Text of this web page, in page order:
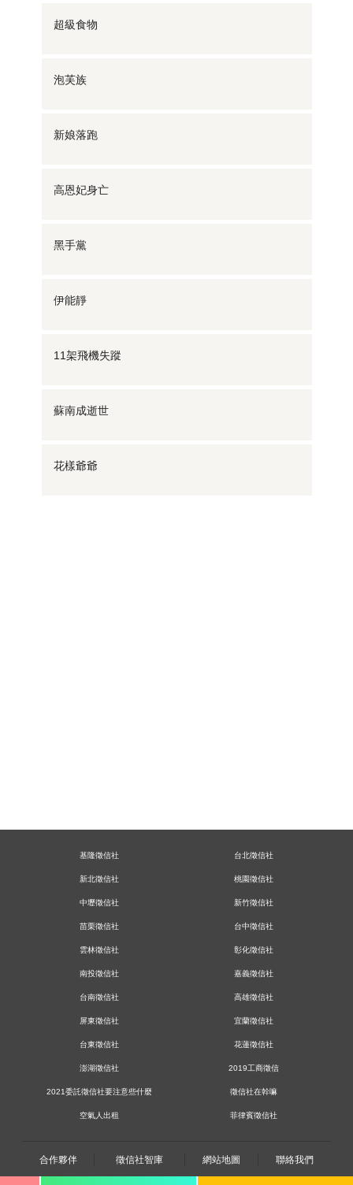
超級食物
泡芙族
新娘落跑
高恩妃身亡
黑手黨
伊能靜
11架飛機失蹤
蘇南成逝世
花樣爺爺
基隆徵信社 台北徵信社
新北徵信社 桃園徵信社
中壢徵信社 新竹徵信社
苗栗徵信社 台中徵信社
雲林徵信社 彰化徵信社
南投徵信社 嘉義徵信社
台南徵信社 高雄徵信社
屏東徵信社 宜蘭徵信社
台東徵信社 花蓮徵信社
澎湖徵信社 2019工商徵信
2021委託徵信社要注意些什麼 徵信社在幹嘛
空氣人出租 菲律賓徵信社
合作夥伴 徵信社智庫 網站地圖 聯絡我們